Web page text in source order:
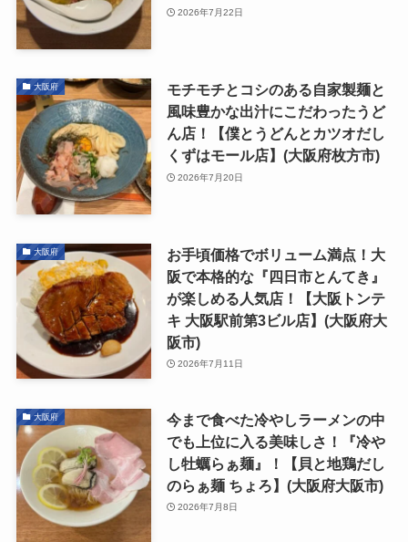
2026年7月22日
大阪府
モチモチとコシのある自家製麺と
風味豊かな出汁にこだわったうど
ん店！【僕とうどんとカツオだし
くずはモール店】(大阪府枚方市)
2026年7月20日
大阪府
お手頃価格でボリューム満点！大
阪で本格的な『四日市とんてき』
が楽しめる人気店！【大阪トンテ
キ 大阪駅前第3ビル店】(大阪府大
阪市)
2026年7月11日
大阪府
今まで食べた冷やしラーメンの中
でも上位に入る美味しさ！『冷や
し牡蠣らぁ麺』！【貝と地鶏だし
のらぁ麺 ちょろ】(大阪府大阪市)
2026年7月8日